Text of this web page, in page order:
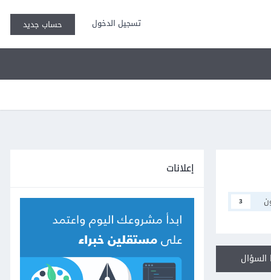
تسجيل الدخول حساب جديد
3
إعلانات